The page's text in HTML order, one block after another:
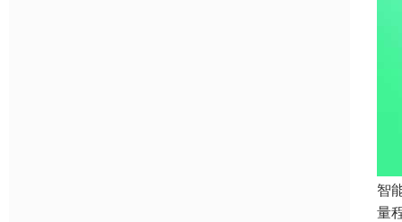
智
量